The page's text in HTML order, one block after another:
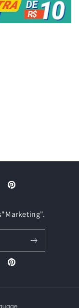
Pinterest
Pinterest